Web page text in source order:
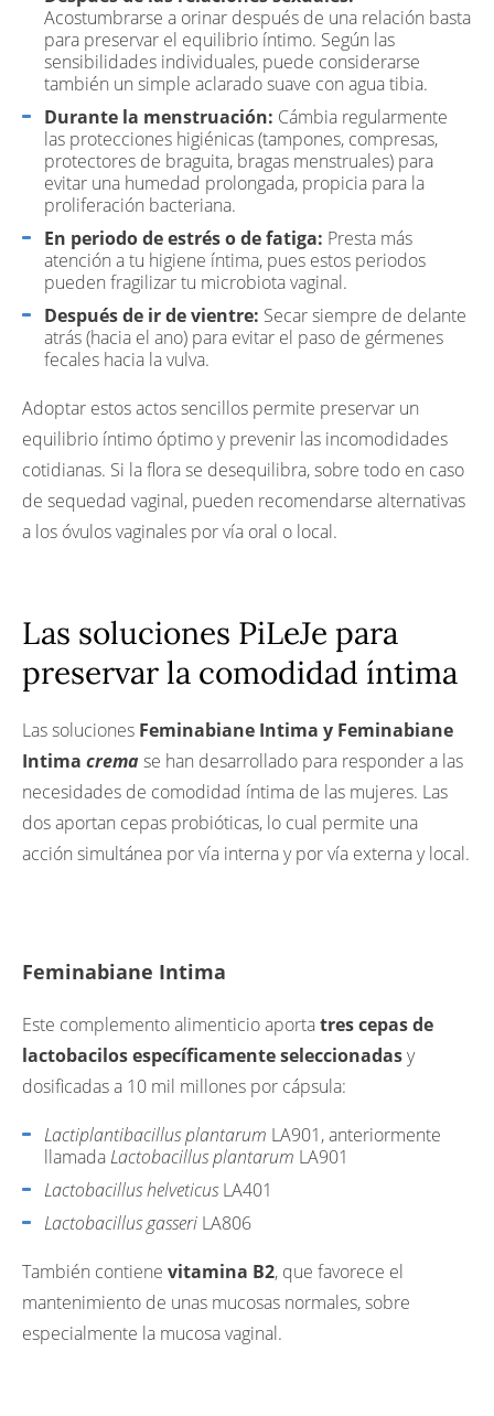
Acostumbrarse a orinar después de una relación basta
para preservar el equilibrio íntimo. Según las
sensibilidades individuales, puede considerarse
también un simple aclarado suave con agua tibia.
Durante la menstruación: Cámbia regularmente
las protecciones higiénicas (tampones, compresas,
protectores de braguita, bragas menstruales) para
evitar una humedad prolongada, propicia para la
proliferación bacteriana.
En periodo de estrés o de fatiga: Presta más
atención a tu higiene íntima, pues estos periodos
pueden fragilizar tu microbiota vaginal.
Después de ir de vientre: Secar siempre de delante
atrás (hacia el ano) para evitar el paso de gérmenes
fecales hacia la vulva.
Adoptar estos actos sencillos permite preservar un
equilibrio íntimo óptimo y prevenir las incomodidades
cotidianas. Si la flora se desequilibra, sobre todo en caso
de sequedad vaginal, pueden recomendarse alternativas
a los óvulos vaginales por vía oral o local.
Las soluciones PiLeJe para
preservar la comodidad íntima
Las soluciones Feminabiane Intima y Feminabiane
Intima cremase han desarrollado para responder a las
necesidades de comodidad íntima de las mujeres. Las
dos aportan cepas probióticas, lo cual permite una
acción simultánea por vía interna y por vía externa y local.
Feminabiane Intima
Este complemento alimenticio aportatres cepas de
lactobacilos específicamente seleccionadasy
dosificadas a 10 mil millones por cápsula:
Lactiplantibacillus plantarum LA901, anteriormente
llamada Lactobacillus plantarum LA901
Lactobacillus helveticusLA401
Lactobacillus gasseri LA806
También contiene vitamina B2, que favorece el
mantenimiento de unas mucosas normales, sobre
especialmente la mucosa vaginal.